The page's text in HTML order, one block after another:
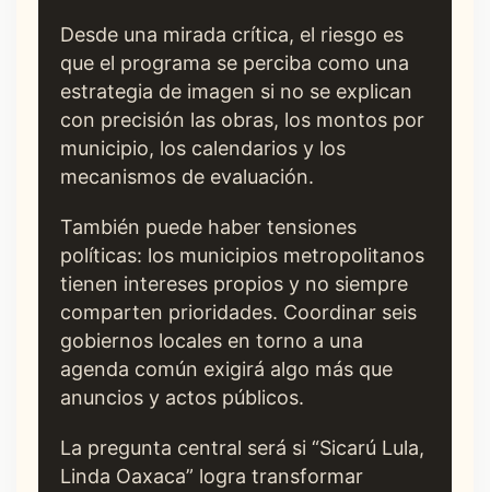
Desde una mirada crítica, el riesgo es
que el programa se perciba como una
estrategia de imagen si no se explican
con precisión las obras, los montos por
municipio, los calendarios y los
mecanismos de evaluación.
También puede haber tensiones
políticas: los municipios metropolitanos
tienen intereses propios y no siempre
comparten prioridades. Coordinar seis
gobiernos locales en torno a una
agenda común exigirá algo más que
anuncios y actos públicos.
La pregunta central será si “Sicarú Lula,
Linda Oaxaca” logra transformar